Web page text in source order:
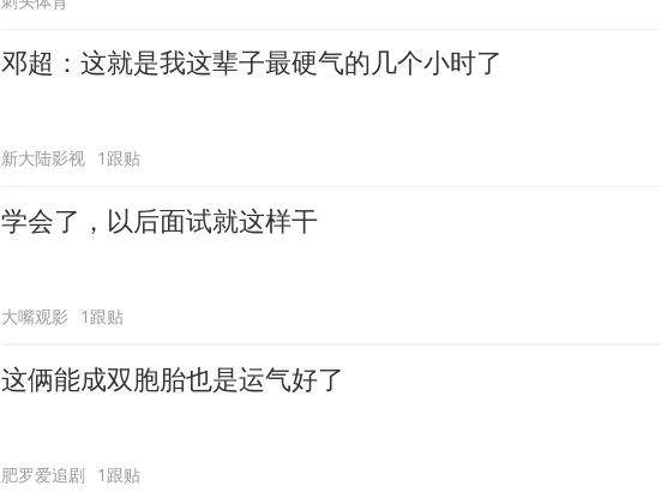
邓超：这就是我这辈子最硬气的几个小时了
新大陆影视 1跟贴
学会了，以后面试就这样干
大嘴观影 1跟贴
这俩能成双胞胎也是运气好了
肥罗爱追剧 1跟贴